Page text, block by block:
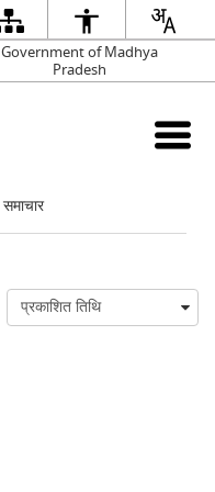
Government of Madhya
Pradesh
समाचार